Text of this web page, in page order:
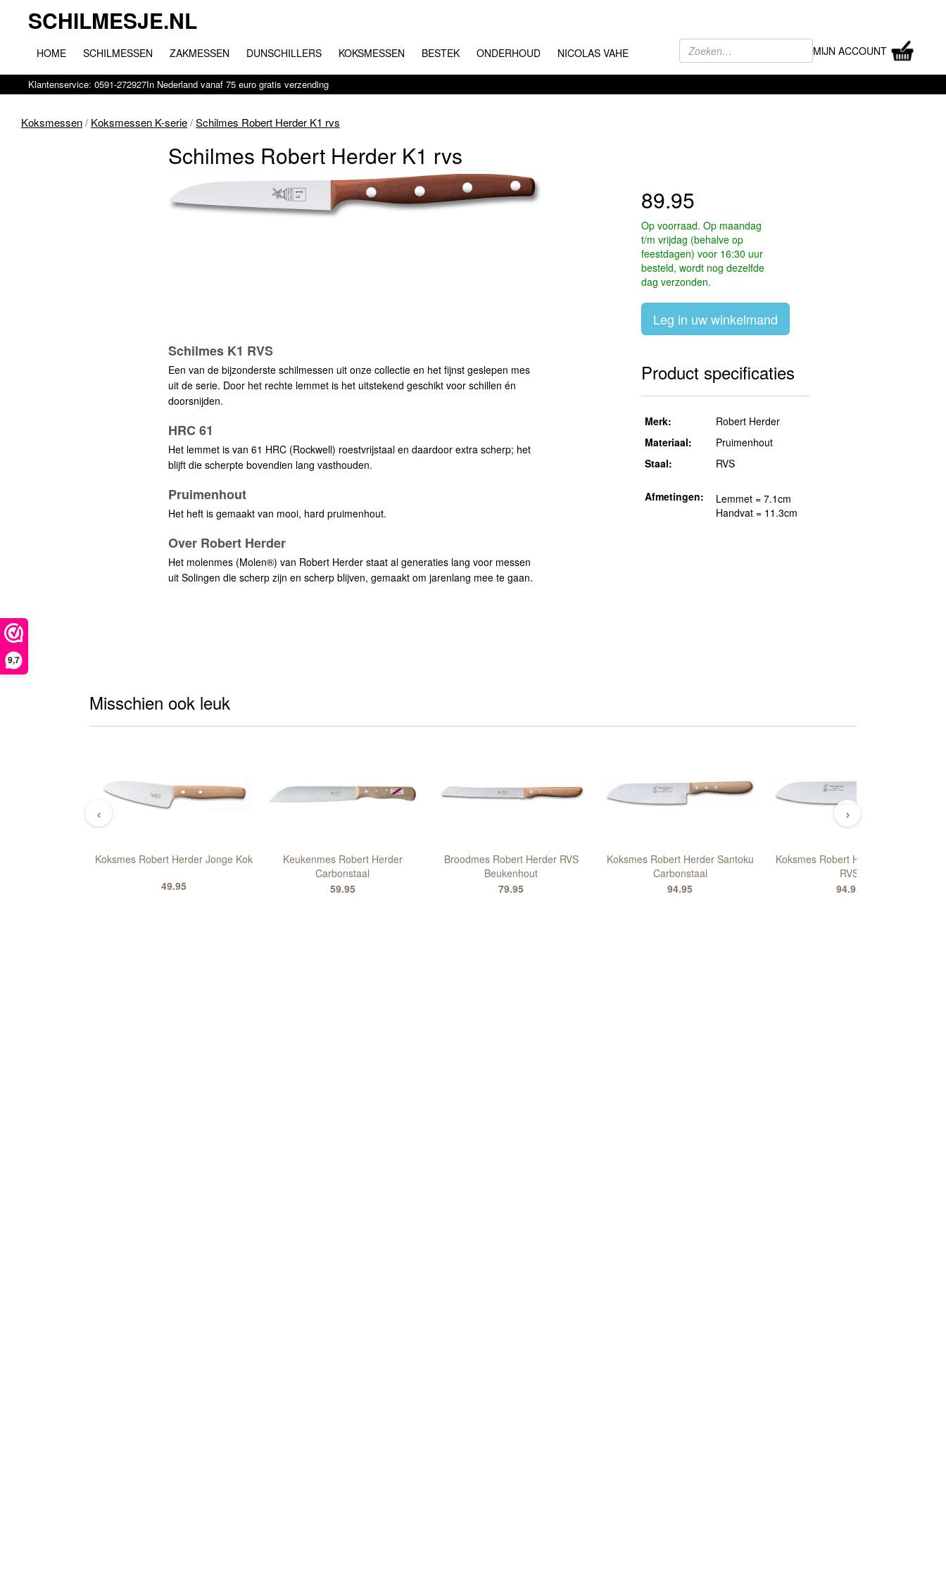
9,7
SCHILMESJE.NL
HOME SCHILMESSEN ZAKMESSEN DUNSCHILLERS KOKSMESSEN BESTEK ONDERHOUD NICOLAS VAHE MIJN ACCOUNT
Klantenservice: 0591-272927In Nederland vanaf 75 euro gratis verzending
Koksmessen/ Koksmessen K-serie/Schilmes Robert Herder K1 rvs
Schilmes Robert Herder K1 rvs
89.95
Op voorraad. Op maandag
t/m vrijdag (behalve op
feestdagen) voor 16:30 uur
besteld, wordt nog dezelfde
dag verzonden.
Leg in uw winkelmand
Schilmes K1 RVS
Een van de bijzonderste schilmessen uit onze collectie en het fijnst geslepen mes
uit de serie. Door het rechte lemmet is het uitstekend geschikt voor schillen én
doorsnijden.
HRC 61
Het lemmet is van 61 HRC (Rockwell) roestvrijstaal en daardoor extra scherp; het
blijft die scherpte bovendien lang vasthouden.
Pruimenhout
Het heft is gemaakt van mooi, hard pruimenhout.
Over Robert Herder
Het molenmes (Molen®) van Robert Herder staat al generaties lang voor messen
uit Solingen die scherp zijn en scherp blijven, gemaakt om jarenlang mee te gaan.
Product specificaties
Merk:
Robert Herder
Materiaal:
Pruimenhout
Staal:
RVS
Afmetingen:
Lemmet = 7.1cm
Handvat = 11.3cm
Misschien ook leuk
‹
Koksmes Robert Herder Jonge Kok
49.95
Keukenmes Robert Herder
Carbonstaal
59.95
Broodmes Robert Herder RVS
Beukenhout
79.95
Koksmes Robert Herder Santoku
Carbonstaal
94.95
Koksmes Robert Herder Santoku
RVS
94.95
›